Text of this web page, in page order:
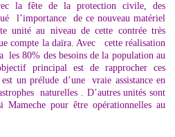
la fête de la protection civile, des
l’importance de ce nouveau matériel
unité au niveau de cette contrée très
compte la daïra. Avec cette réalisation
les 80% des besoins de la population au
principal est de rapprocher ces
un prélude d’une vraie assistance en
naturelles . D’autres unités sont
pour être opérationnelles au